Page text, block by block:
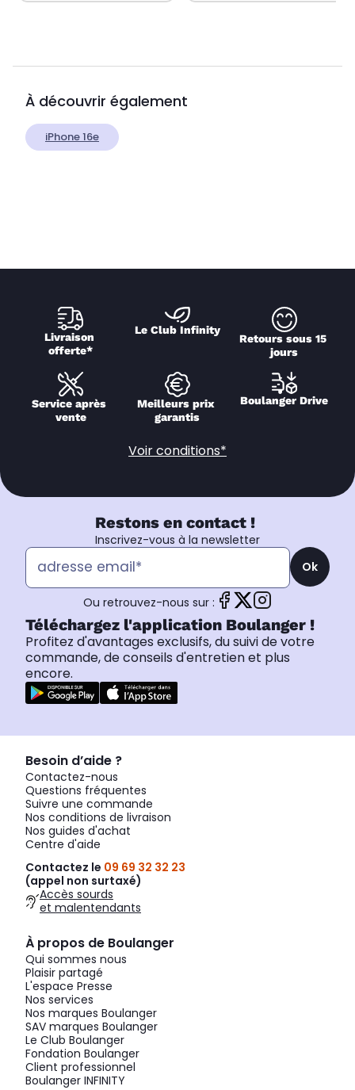
À découvrir également
iPhone 16e
Livraison
offerte*
Le Club Infinity
Retours sous 15
jours
Service après
vente
Meilleurs prix
garantis
Boulanger Drive
Voir conditions*
Restons en contact !
Inscrivez-vous à la newsletter
Ok
Ou retrouvez-nous sur :
Téléchargez l'application Boulanger !
Profitez d'avantages exclusifs, du suivi de votre
commande, de conseils d'entretien et plus
encore.
Besoin d’aide ?
Contactez-nous
Questions fréquentes
Suivre une commande
Nos conditions de livraison
Nos guides d'achat
Centre d'aide
Contactez le 09 69 32 32 23
(appel non surtaxé)
Accès sourds
et malentendants
À propos de Boulanger
Qui sommes nous
Plaisir partagé
L'espace Presse
Nos services
Nos marques Boulanger
SAV marques Boulanger
Le Club Boulanger
Fondation Boulanger
Client professionnel
Boulanger INFINITY